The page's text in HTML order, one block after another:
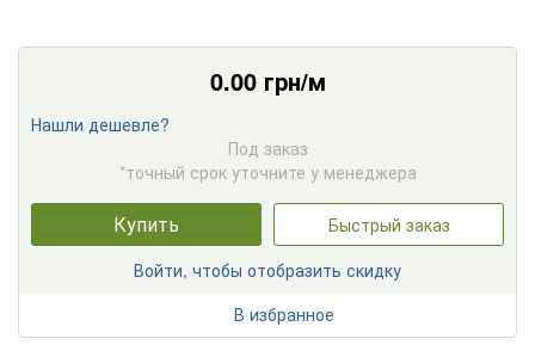
0.00грн/м
Нашли дешевле?
Под заказ
*точный срок уточните у менеджера
Купить
Быстрый заказ
Войти, чтобы отобразить скидку
В избранное